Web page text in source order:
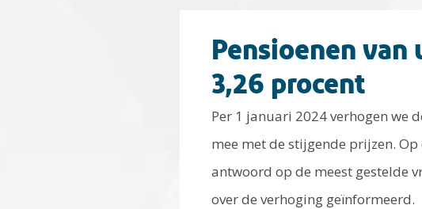
Pensioenen
3,26 procent
Per 1 januari 2024 verhogen we
mee met de stijgende prijzen.
antwoord op de meest gestelde
over de verhoging geïnformeerd.